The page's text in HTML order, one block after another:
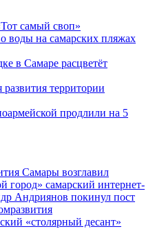
самый своп»
воды на самарских пляжах
в Самаре расцветёт
территории
продлили на 5
Самары возглавил
город» самарский интернет-
Андриянов покинул пост
«столярный десант»